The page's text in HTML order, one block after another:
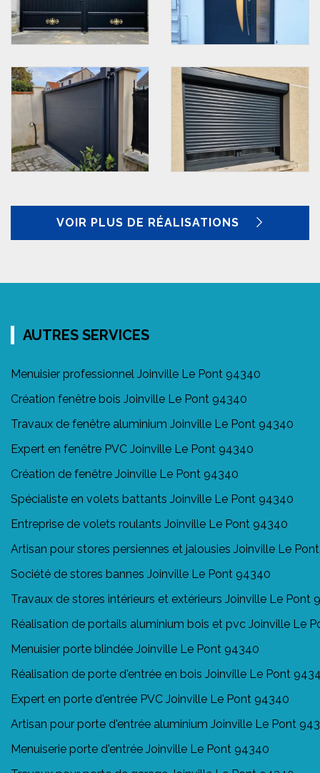
VOIR PLUS DE RÉALISATIONS
AUTRES SERVICES
Menuisier professionnel Joinville Le Pont 94340
Création fenêtre bois Joinville Le Pont 94340
Travaux de fenêtre aluminium Joinville Le Pont 94340
Expert en fenêtre PVC Joinville Le Pont 94340
Création de fenêtre Joinville Le Pont 94340
Spécialiste en volets battants Joinville Le Pont 94340
Entreprise de volets roulants Joinville Le Pont 94340
Artisan pour stores persiennes et jalousies Joinville Le
Société de stores bannes Joinville Le Pont 94340
Travaux de stores intérieurs et extérieurs Joinville Le Pont
Réalisation de portails aluminium bois et pvc Joinville Le
Menuisier porte blindée Joinville Le Pont 94340
Réalisation de porte d'entrée en bois Joinville Le Pont
Expert en porte d'entrée PVC Joinville Le Pont 94340
Artisan pour porte d'entrée aluminium Joinville Le Pont
Menuiserie porte d'entrée Joinville Le Pont 94340